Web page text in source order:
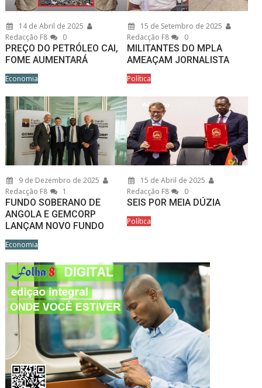
14 de Abril de 2025
Redacção F8
0
PREÇO DO PETRÓLEO CAI,
FOME AUMENTARÁ
Economia
15 de Setembro de 2025
Redacção F8
0
MILITANTES DO MPLA
AMEAÇAM JORNALISTA
Política
9 de Dezembro de 2025
Redacção F8
1
FUNDO SOBERANO DE
ANGOLA E GEMCORP
LANÇAM NOVO FUNDO
Economia
15 de Abril de 2025
Redacção F8
0
SEIS POR MEIA DÚZIA
Política